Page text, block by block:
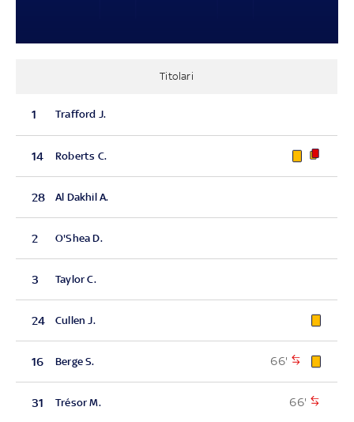
Titolari
1 Trafford J.
14 Roberts C.
28 Al Dakhil A.
2 O'Shea D.
3 Taylor C.
24 Cullen J.
16 Berge S. 66'
31 Trésor M. 66'